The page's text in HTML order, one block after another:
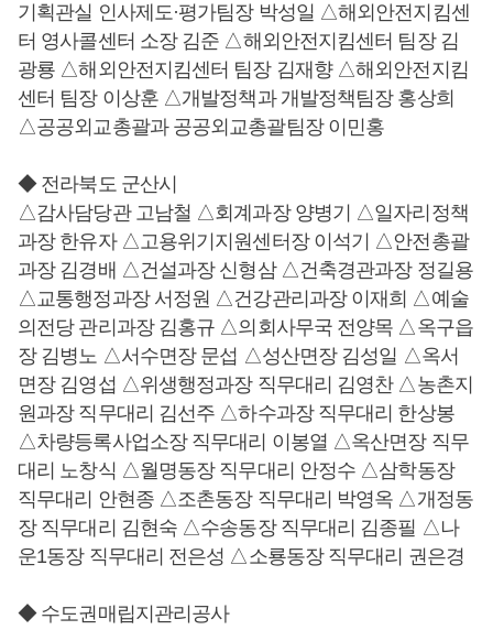
기획관실 인사제도·평가팀장 박성일 △해외안전지킴센
터 영사콜센터 소장 김준 △해외안전지킴센터 팀장 김
광룡 △해외안전지킴센터 팀장 김재향 △해외안전지킴
센터 팀장 이상훈 △개발정책과 개발정책팀장 홍상희
△공공외교총괄과 공공외교총괄팀장 이민홍
◆ 전라북도 군산시
△감사담당관 고남철 △회계과장 양병기 △일자리정책
과장 한유자 △고용위기지원센터장 이석기 △안전총괄
과장 김경배 △건설과장 신형삼 △건축경관과장 정길용
△교통행정과장 서정원 △건강관리과장 이재희 △예술
의전당 관리과장 김홍규 △의회사무국 전양목 △옥구읍
장 김병노 △서수면장 문섭 △성산면장 김성일 △옥서
면장 김영섭 △위생행정과장 직무대리 김영찬 △농촌지
원과장 직무대리 김선주 △하수과장 직무대리 한상봉
△차량등록사업소장 직무대리 이봉열 △옥산면장 직무
대리 노창식 △월명동장 직무대리 안정수 △삼학동장
직무대리 안현종 △조촌동장 직무대리 박영옥 △개정동
장 직무대리 김현숙 △수송동장 직무대리 김종필 △나
운1동장 직무대리 전은성 △소룡동장 직무대리 권은경
◆ 수도권매립지관리공사